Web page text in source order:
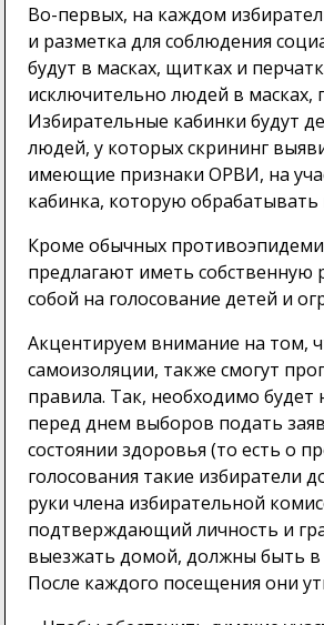
Во-первых, на каждом
и разметка для соблюдения
будут в масках, щитках и
исключительно людей в масках,
Избирательные кабинки будут
людей, у которых скрининг
имеющие признаки ОРВИ, на
кабинка, которую обрабатывать
Кроме обычных
предлагают иметь собственную
собой на голосование детей и
Акцентируем внимание на том,
самоизоляции, также смогут
правила. Так, необходимо будет
перед днем ​​выборов подать
состоянии здоровья (то есть о
голосования такие избиратели
руки члена избирательной
подтверждающий личность и
выезжать домой, должны быть в
После каждого посещения они